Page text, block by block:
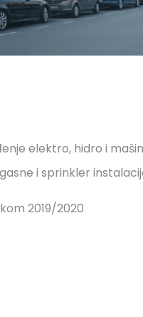
elektro, hidro i
i sprinkler
2019/2020